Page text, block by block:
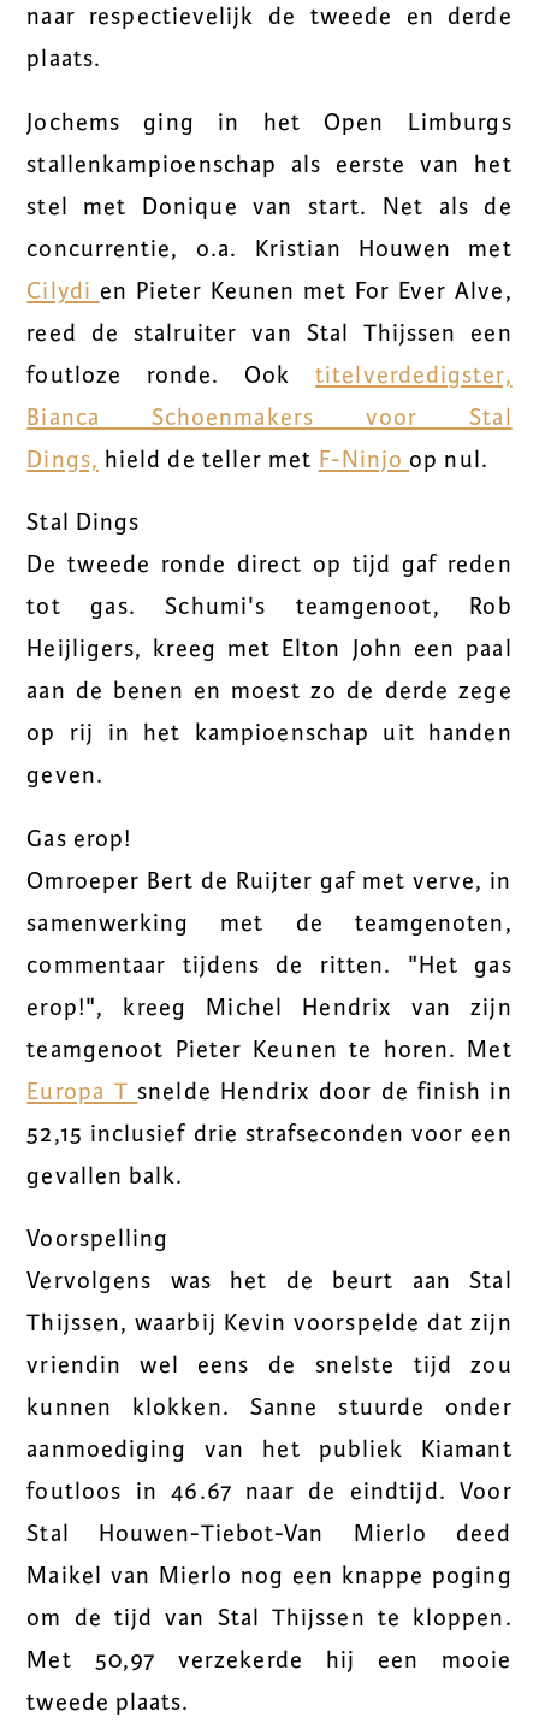
naar respectievelijk de tweede en derde
plaats.
Jochems ging in het Open Limburgs
stallenkampioenschap als eerste van het
stel met Donique van start. Net als de
concurrentie, o.a. Kristian Houwen met
Cilydi en Pieter Keunen met For Ever Alve,
reed de stalruiter van Stal Thijssen een
foutloze ronde. Ooktitelverdedigster,
Bianca Schoenmakers voor Stal
Dings, hield de teller met F-Ninjo op nul.
Stal Dings
De tweede ronde direct op tijd gaf reden
tot gas. Schumi's teamgenoot, Rob
Heijligers, kreeg met Elton John een paal
aan de benen en moest zo de derde zege
op rij in het kampioenschap uit handen
geven.
Gas erop!
Omroeper Bert de Ruijter gaf met verve, in
samenwerking met de teamgenoten,
commentaar tijdens de ritten. "Het gas
erop!", kreeg Michel Hendrix van zijn
teamgenoot Pieter Keunen te horen. Met
Europa Tsnelde Hendrix door de finish in
52,15 inclusief drie strafseconden voor een
gevallen balk.
Voorspelling
Vervolgens was het de beurt aan Stal
Thijssen, waarbij Kevin voorspelde dat zijn
vriendin wel eens de snelste tijd zou
kunnen klokken. Sanne stuurde onder
aanmoediging van het publiek Kiamant
foutloos in 46.67 naar de eindtijd. Voor
Stal Houwen-Tiebot-Van Mierlo deed
Maikel van Mierlo nog een knappe poging
om de tijd van Stal Thijssen te kloppen.
Met 50,97 verzekerde hij een mooie
tweede plaats.